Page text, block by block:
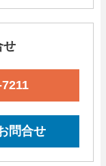
せ
問合せ